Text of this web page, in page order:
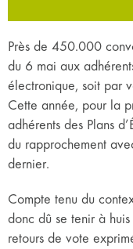
Près de 450.000
du 6 mai aux
électronique, soit par
Cette année, pour la
adhérents des Plans
du rapprochement
dernier.
Compte tenu du
donc dû se tenir à
retours de vote